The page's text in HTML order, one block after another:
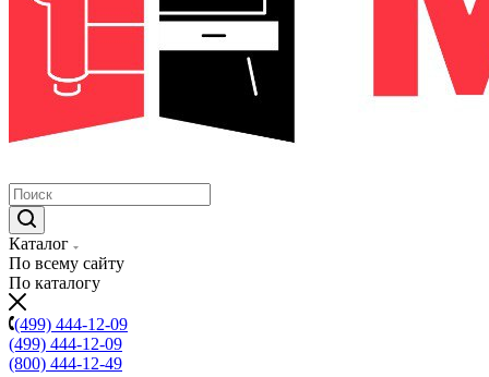
Каталог
По всему сайту
По каталогу
(499) 444-12-09
(499) 444-12-09
(800) 444-12-49